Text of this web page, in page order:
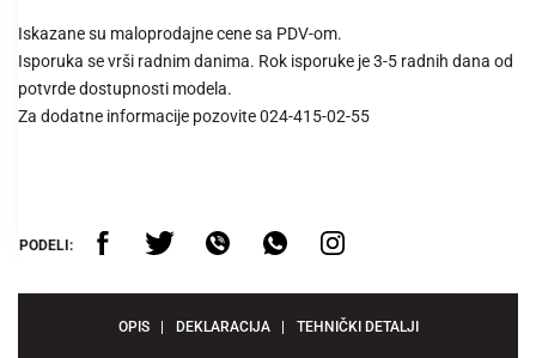
Iskazane su maloprodajne cene sa PDV-om.
Isporuka se vrši radnim danima. Rok isporuke je 3-5 radnih dana od
potvrde dostupnosti modela.
Za dodatne informacije pozovite 024-415-02-55
PODELI:
OPIS DEKLARACIJA TEHNIČKI DETALJI